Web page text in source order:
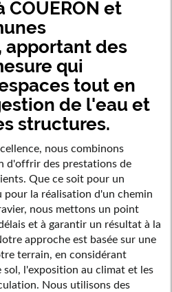
et
apportant des
qui
tout en
de l'eau et
structures.
nous combinons
d'offrir des prestations de
Que ce soit pour un
pour la réalisation d'un chemin
nous mettons un point
et à garantir un résultat à la
approche est basée sur une
terrain, en considérant
l'exposition au climat et les
Nous utilisons des